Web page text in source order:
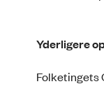
Yderligere
Folketingets